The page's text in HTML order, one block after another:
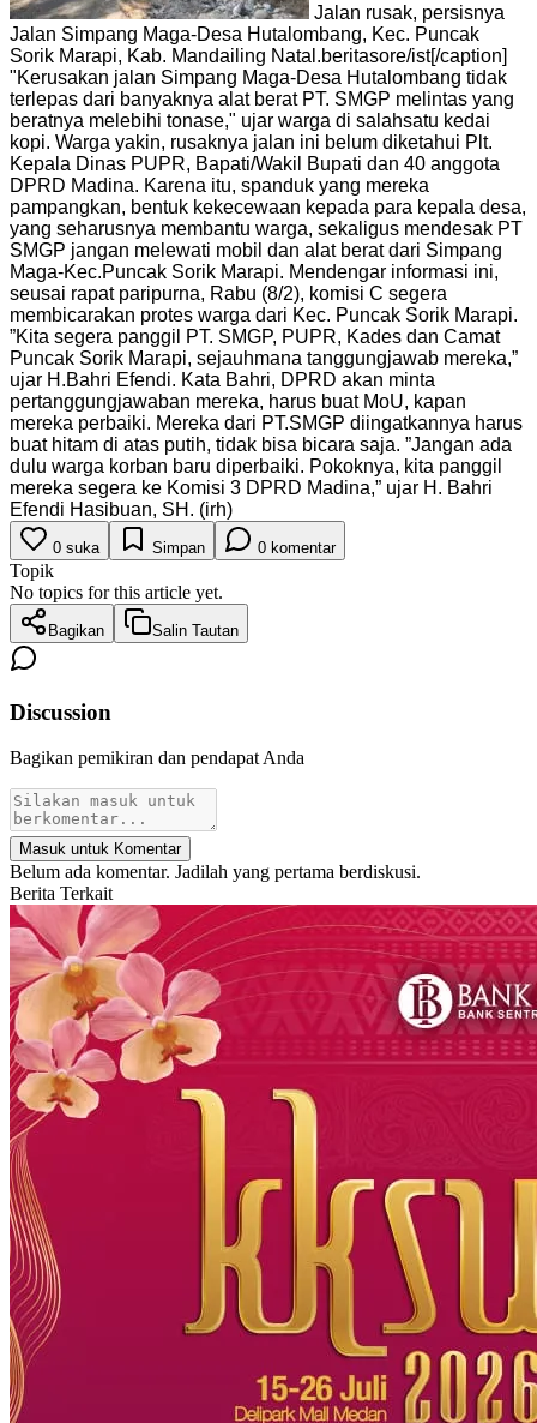
Jalan rusak, persisnya
Jalan Simpang Maga-Desa Hutalombang, Kec. Puncak
Sorik Marapi, Kab. Mandailing Natal.beritasore/ist[/caption]
"Kerusakan jalan Simpang Maga-Desa Hutalombang tidak
terlepas dari banyaknya alat berat PT. SMGP melintas yang
beratnya melebihi tonase," ujar warga di salahsatu kedai
kopi. Warga yakin, rusaknya jalan ini belum diketahui Plt.
Kepala Dinas PUPR, Bapati/Wakil Bupati dan 40 anggota
DPRD Madina. Karena itu, spanduk yang mereka
pampangkan, bentuk kekecewaan kepada para kepala desa,
yang seharusnya membantu warga, sekaligus mendesak PT
SMGP jangan melewati mobil dan alat berat dari Simpang
Maga-Kec.Puncak Sorik Marapi. Mendengar informasi ini,
seusai rapat paripurna, Rabu (8/2), komisi C segera
membicarakan protes warga dari Kec. Puncak Sorik Marapi.
”Kita segera panggil PT. SMGP, PUPR, Kades dan Camat
Puncak Sorik Marapi, sejauhmana tanggungjawab mereka,”
ujar H.Bahri Efendi. Kata Bahri, DPRD akan minta
pertanggungjawaban mereka, harus buat MoU, kapan
mereka perbaiki. Mereka dari PT.SMGP diingatkannya harus
buat hitam di atas putih, tidak bisa bicara saja. ”Jangan ada
dulu warga korban baru diperbaiki. Pokoknya, kita panggil
mereka segera ke Komisi 3 DPRD Madina,” ujar H. Bahri
Efendi Hasibuan, SH. (irh)
0 suka Simpan 0 komentar
Topik
No topics for this article yet.
Bagikan Salin Tautan
Discussion
Bagikan pemikiran dan pendapat Anda
Masuk untuk Komentar
Belum ada komentar. Jadilah yang pertama berdiskusi.
Berita Terkait